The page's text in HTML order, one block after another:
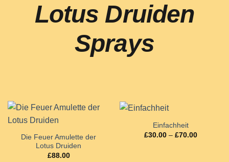
Lotus Druiden
Sprays
Die Feuer Amulette der
Lotus Druiden
£88.00
Einfachheit
£30.00 – £70.00